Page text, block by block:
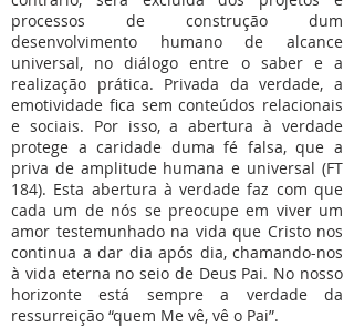
processos de construção dum
desenvolvimento humano de alcance
universal, no diálogo entre o saber e a
realização prática. Privada da verdade, a
emotividade fica sem conteúdos relacionais
e sociais. Por isso, a abertura à verdade
protege a caridade duma fé falsa, que a
priva de amplitude humana e universal (FT
184). Esta abertura à verdade faz com que
cada um de nós se preocupe em viver um
amor testemunhado na vida que Cristo nos
continua a dar dia após dia, chamando-nos
à vida eterna no seio de Deus Pai. No nosso
horizonte está sempre a verdade da
ressurreição “quem Me vê, vê o Pai”.